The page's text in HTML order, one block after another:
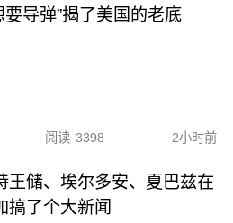
导弹”揭了美国的老底
阅读 3398 2小时前
王储、埃尔多安、夏巴兹在
搞了个大新闻